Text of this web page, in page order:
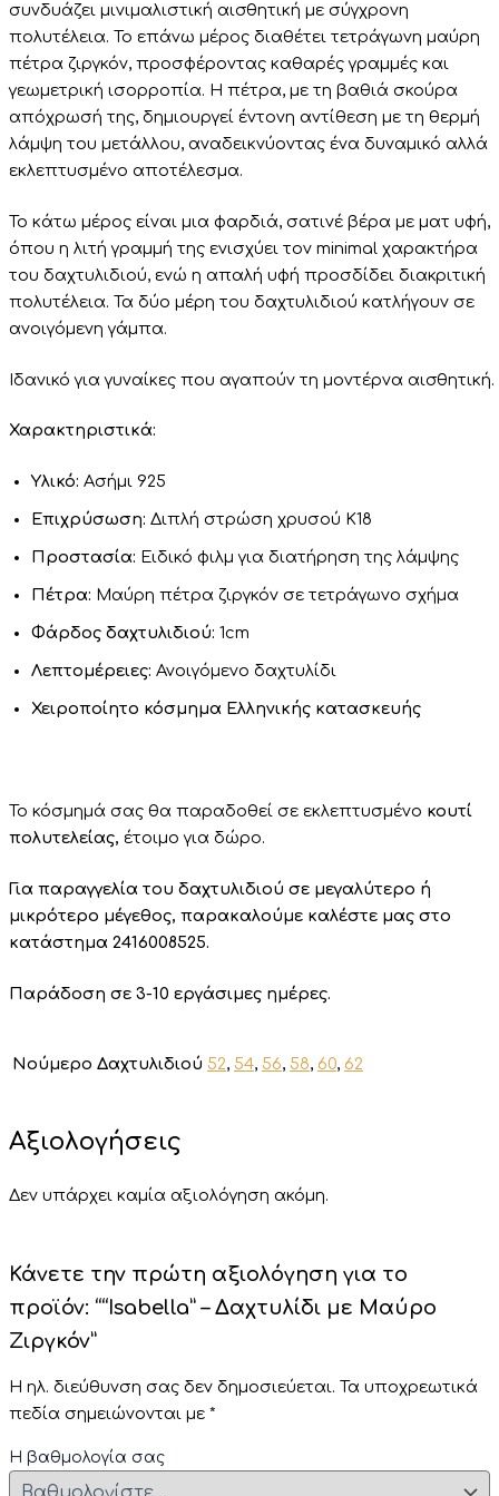
συνδυάζει μινιμαλιστική αισθητική με σύγχρονη
πολυτέλεια. Το επάνω μέρος διαθέτει τετράγωνη μαύρη
πέτρα ζιργκόν, προσφέροντας καθαρές γραμμές και
γεωμετρική ισορροπία. Η πέτρα, με τη βαθιά σκούρα
απόχρωσή της, δημιουργεί έντονη αντίθεση με τη θερμή
λάμψη του μετάλλου, αναδεικνύοντας ένα δυναμικό αλλά
εκλεπτυσμένο αποτέλεσμα.
Το κάτω μέρος είναι μια φαρδιά, σατινέ βέρα με ματ υφή,
όπου η λιτή γραμμή της ενισχύει τον minimal χαρακτήρα
του δαχτυλιδιού, ενώ η απαλή υφή προσδίδει διακριτική
πολυτέλεια. Τα δύο μέρη του δαχτυλιδιού κατλήγουν σε
ανοιγόμενη γάμπα.
Ιδανικόγιαγυναίκες που αγαπούν τη μοντέρνα αισθητική.
Χαρακτηριστικά:
Υλικό: Ασήμι 925
Επιχρύσωση: Διπλή στρώση χρυσού Κ18
Προστασία: Ειδικό φιλμ για διατήρηση της λάμψης
Πέτρα: Μαύρη πέτρα ζιργκόν σε τετράγωνο σχήμα
Φάρδος δαχτυλιδιού: 1cm
Λεπτομέρειες: Ανοιγόμενο δαχτυλίδι
Χειροποίητο κόσμημα Ελληνικής κατασκευής
Το κόσμημά σας θα παραδοθεί σε εκλεπτυσμένο κουτί
πολυτελείας, έτοιμο για δώρο.
Για παραγγελία του δαχτυλιδιού σε μεγαλύτερο ή
μικρότερο μέγεθος, παρακαλούμε καλέστε μας στο
κατάστημα 2416008525.
Παράδοση σε 3-10 εργάσιμες ημέρες.
Νούμερο Δαχτυλιδιού 52, 54, 56, 58, 60, 62
Αξιολογήσεις
Δεν υπάρχει καμία αξιολόγηση ακόμη.
Κάνετε την πρώτη αξιολόγηση για το
προϊόν: ““Isabella” – Δαχτυλίδι με Μαύρο
Ζιργκόν”
Η ηλ. διεύθυνση σας δεν δημοσιεύεται. Τα υποχρεωτικά
πεδία σημειώνονται με *
Η βαθμολογία σας